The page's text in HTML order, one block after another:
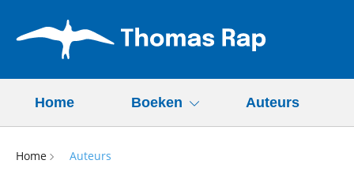
Home Boeken Auteurs
Home Auteurs